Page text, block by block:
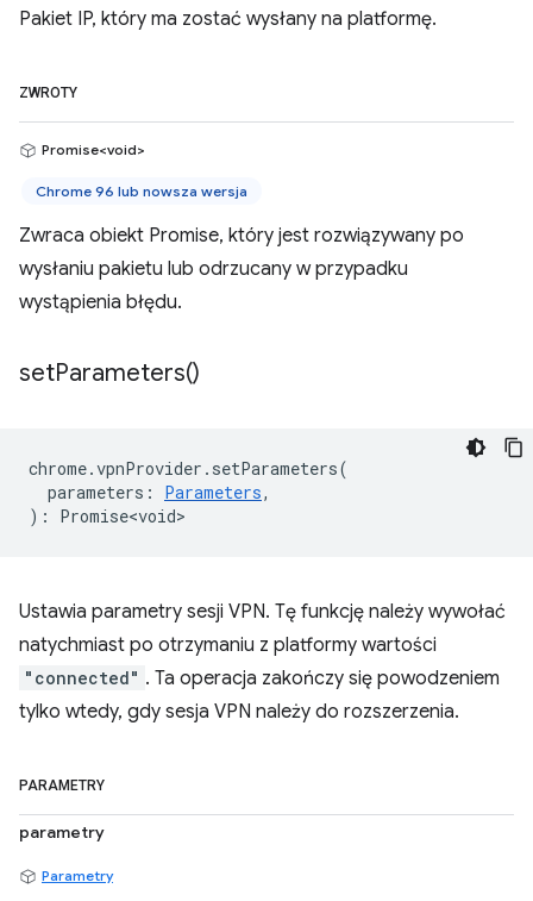
Pakiet IP, który ma zostać wysłany na platformę.
ZWROTY
Promise<void>
Chrome 96 lub nowsza wersja
Zwraca obiekt Promise, który jest rozwiązywany po
wysłaniu pakietu lub odrzucany w przypadku
wystąpienia błędu.
setParameters()
chrome.vpnProvider . setParameters(
parameters : Parameters,
) : Promise<void>
Ustawia parametry sesji VPN. Tę funkcję należy wywołać
natychmiast po otrzymaniu z platformy wartości
"connected" . Ta operacja zakończy się powodzeniem
tylko wtedy, gdy sesja VPN należy do rozszerzenia.
PARAMETRY
parametry
Parametry